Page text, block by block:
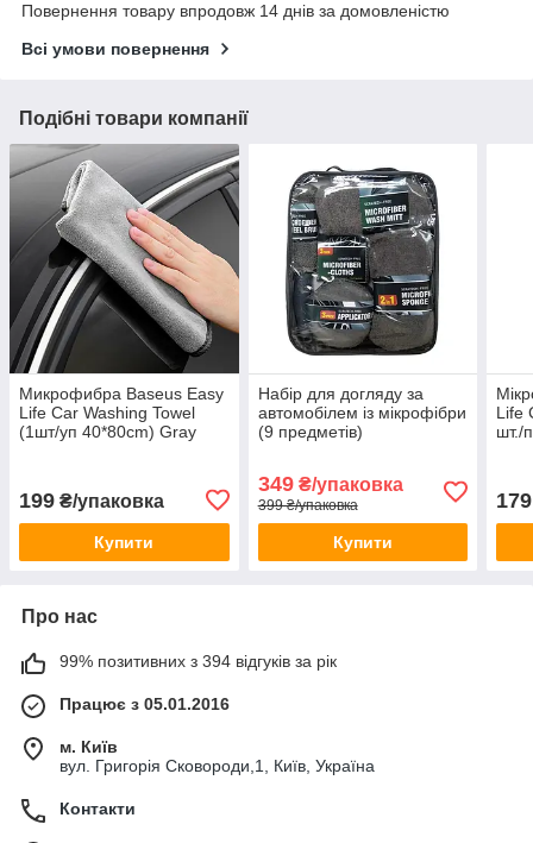
Повернення товару впродовж 14 днів за домовленістю
Всі умови повернення
Подібні товари компанії
Микрофибра Baseus Easy
Life Car Washing Towel
(1шт/уп 40*80cm) Gray
199 ₴/упаковка
Купити
Набір для догляду за
автомобілем із мікрофібри
(9 предметів)
349₴/упаковка
399 ₴/упаковка
Купити
Life
шт./
179
Про нас
99% позитивних з 394 відгуків за рік
Працює з 05.01.2016
м. Київ
вул. Григорія Сковороди,1, Київ, Україна
Контакти